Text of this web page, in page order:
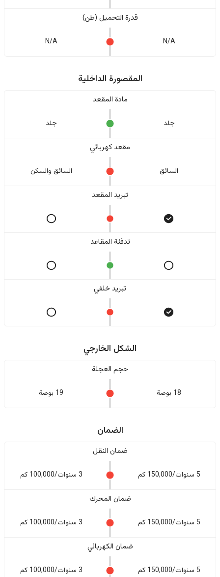
قدرة التحميل (طن)
N/A
N/A
المقصورة الداخلية
مادة المقعد
جلد جلد
مقعد كهربائي
السائق السائق والسکن
تبريد المقعد
تدفئة المقاعد
تبريد خلفي
الشكل الخارجي
حجم العجلة
18 بوصة 19 بوصة
الضمان
ضمان النقل
5 سنوات/150,000 كم 3 سنوات/100,000 كم
ضمان المحرك
5 سنوات/150,000 كم 3 سنوات/100,000 كم
ضمان الكهربائي
5 سنوات/150,000 كم 3 سنوات/100,000 كم